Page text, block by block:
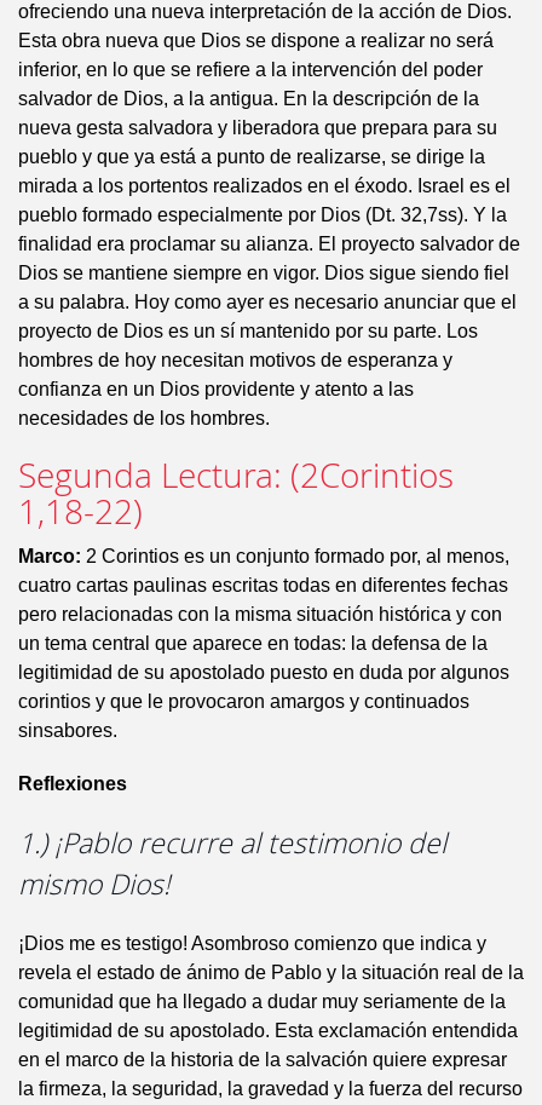
ofreciendo una nueva interpretación de la acción de Dios.
Esta obra nueva que Dios se dispone a realizar no será
inferior, en lo que se refiere a la intervención del poder
salvador de Dios, a la antigua. En la descripción de la
nueva gesta salvadora y liberadora que prepara para su
pueblo y que ya está a punto de realizarse, se dirige la
mirada a los portentos realizados en el éxodo. Israel es el
pueblo formado especialmente por Dios (Dt. 32,7ss). Y la
finalidad era proclamar su alianza. El proyecto salvador de
Dios se mantiene siempre en vigor. Dios sigue siendo fiel
a su palabra. Hoy como ayer es necesario anunciar que el
proyecto de Dios es un sí mantenido por su parte. Los
hombres de hoy necesitan motivos de esperanza y
confianza en un Dios providente y atento a las
necesidades de los hombres.
Segunda Lectura: (2Corintios
1,18-22)
Marco: 2 Corintios es un conjunto formado por, al menos,
cuatro cartas paulinas escritas todas en diferentes fechas
pero relacionadas con la misma situación histórica y con
un tema central que aparece en todas: la defensa de la
legitimidad de su apostolado puesto en duda por algunos
corintios y que le provocaron amargos y continuados
sinsabores.
Reflexiones
1.) ¡Pablo recurre al testimonio del
mismo Dios!
¡Dios me es testigo! Asombroso comienzo que indica y
revela el estado de ánimo de Pablo y la situación real de la
comunidad que ha llegado a dudar muy seriamente de la
legitimidad de su apostolado. Esta exclamación entendida
en el marco de la historia de la salvación quiere expresar
la firmeza, la seguridad, la gravedad y la fuerza del recurso